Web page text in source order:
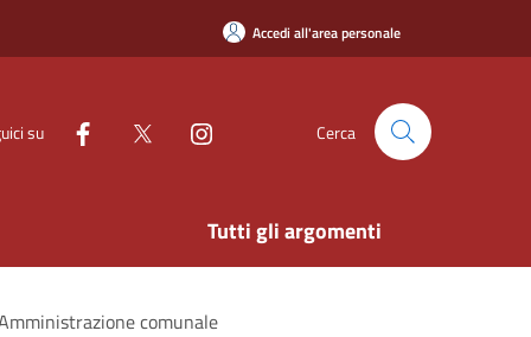
Accedi all'area personale
su Cerca
Tutti gli argomenti
comunale